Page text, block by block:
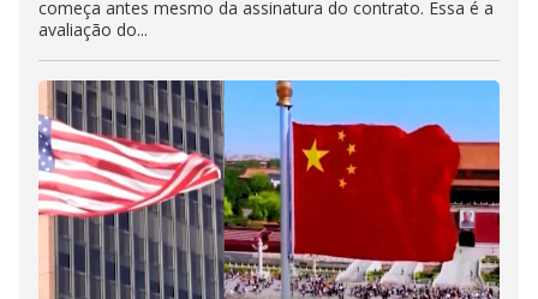
começa antes mesmo da assinatura do contrato. Essa é a
avaliação do...